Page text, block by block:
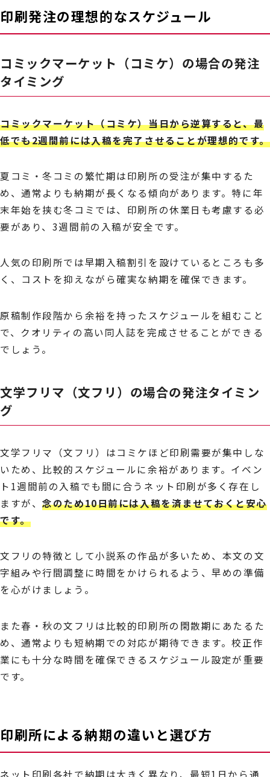
印刷発注の理想的なスケジュール
コミックマーケット（コミケ）の場合の発注
タイミング
コミックマーケット（コミケ）当日から逆算すると、最
低でも2週間前には入稿を完了させることが理想的です。
夏コミ・冬コミの繁忙期は印刷所の受注が集中するた
め、通常よりも納期が長くなる傾向があります。特に年
末年始を挟む冬コミでは、印刷所の休業日も考慮する必
要があり、3週間前の入稿が安全です。
人気の印刷所では早期入稿割引を設けているところも多
く、コストを抑えながら確実な納期を確保できます。
原稿制作段階から余裕を持ったスケジュールを組むこと
で、クオリティの高い同人誌を完成させることができる
でしょう。
文学フリマ（文フリ）の場合の発注タイミン
グ
文学フリマ（文フリ）はコミケほど印刷需要が集中しな
いため、比較的スケジュールに余裕があります。イベン
ト1週間前の入稿でも間に合うネット印刷が多く存在し
ますが、念のため10日前には入稿を済ませておくと安心
です。
文フリの特徴として小説系の作品が多いため、本文の文
字組みや行間調整に時間をかけられるよう、早めの準備
を心がけましょう。
また春・秋の文フリは比較的印刷所の閑散期にあたるた
め、通常よりも短納期での対応が期待できます。校正作
業にも十分な時間を確保できるスケジュール設定が重要
です。
印刷所による納期の違いと選び方
ネット印刷各社で納期は大きく異なり、最短1日から通